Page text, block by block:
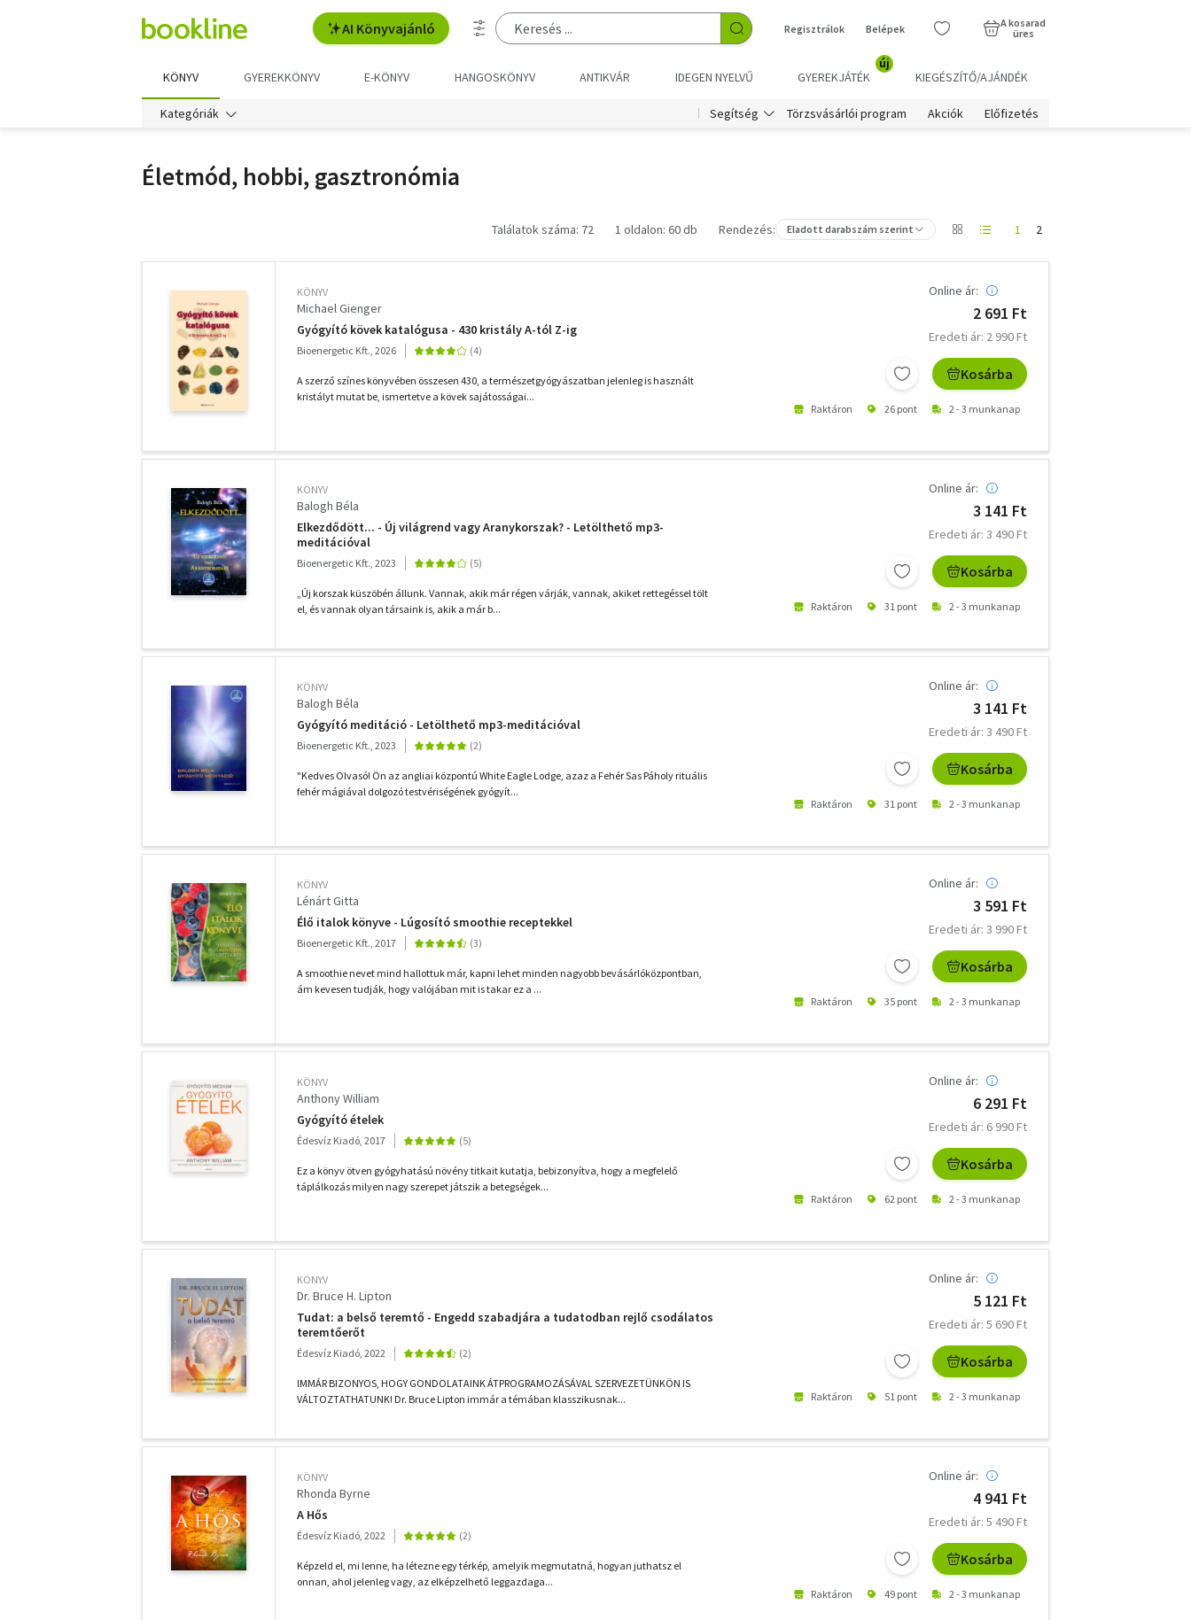
AI Könyvajánló Regisztrálok Belépek
A kosarad
üres
KÖNYV GYEREKKÖNYV E-KÖNYV HANGOSKÖNYV ANTIKVÁR IDEGEN NYELVŰ GYEREKJÁTÉK
új
KIEGÉSZÍTŐ/AJÁNDÉK
Kategóriák Segítség Törzsvásárlói program Akciók Előfizetés
Életmód, hobbi, gasztronómia
Találatok száma: 72 1 oldalon: 60 db Rendezés: Eladott darabszám szerint 1 2
KÖNYV
Michael Gienger
Gyógyító kövek katalógusa - 430 kristály A-tól Z-ig
Bioenergetic Kft., 2026
A szerző színes könyvében összesen 430, a természetgyógyászatban jelenleg is használt
kristályt mutat be, ismertetve a kövek sajátosságai...
Online ár:
2 691 Ft
Eredeti ár: 2 990 Ft
Kosárba
Raktáron 26 pont 2 - 3 munkanap
KÖNYV
Balogh Béla
Elkezdődött... - Új világrend vagy Aranykorszak? - Letölthető mp3-
meditációval
Bioenergetic Kft., 2023
„Új korszak küszöbén állunk. Vannak, akik már régen várják, vannak, akiket rettegéssel tölt
el, és vannak olyan társaink is, akik a már b...
Online ár:
3 141 Ft
Eredeti ár: 3 490 Ft
Kosárba
Raktáron 31 pont 2 - 3 munkanap
KÖNYV
Balogh Béla
Gyógyító meditáció - Letölthető mp3-meditációval
Bioenergetic Kft., 2023
"Kedves Olvasó! Ön az angliai központú White Eagle Lodge, azaz a Fehér Sas Páholy rituális
fehér mágiával dolgozó testvériségének gyógyít...
Online ár:
3 141 Ft
Eredeti ár: 3 490 Ft
Kosárba
Raktáron 31 pont 2 - 3 munkanap
KÖNYV
Lénárt Gitta
Élő italok könyve - Lúgosító smoothie receptekkel
Bioenergetic Kft., 2017
A smoothie nevet mind hallottuk már, kapni lehet minden nagyobb bevásárlóközpontban,
ám kevesen tudják, hogy valójában mit is takar ez a ...
Online ár:
3 591 Ft
Eredeti ár: 3 990 Ft
Kosárba
Raktáron 35 pont 2 - 3 munkanap
KÖNYV
Anthony William
Gyógyító ételek
Édesvíz Kiadó, 2017
Ez a könyv ötven gyógyhatású növény titkait kutatja, bebizonyítva, hogy a megfelelő
táplálkozás milyen nagy szerepet játszik a betegségek...
Online ár:
6 291 Ft
Eredeti ár: 6 990 Ft
Kosárba
Raktáron 62 pont 2 - 3 munkanap
KÖNYV
Dr. Bruce H. Lipton
Tudat: a belső teremtő - Engedd szabadjára a tudatodban rejlő csodálatos
teremtőerőt
Édesvíz Kiadó, 2022
IMMÁR BIZONYOS, HOGY GONDOLATAINK ÁTPROGRAMOZÁSÁVAL SZERVEZETÜNKÖN IS
VÁLTOZTATHATUNK! Dr. Bruce Lipton immár a témában klasszikusnak...
Online ár:
5 121 Ft
Eredeti ár: 5 690 Ft
Kosárba
Raktáron 51 pont 2 - 3 munkanap
KÖNYV
Rhonda Byrne
A Hős
Édesvíz Kiadó, 2022
Képzeld el, mi lenne, ha létezne egy térkép, amelyik megmutatná, hogyan juthatsz el
onnan, ahol jelenleg vagy, az elképzelhető leggazdaga...
Online ár:
4 941 Ft
Eredeti ár: 5 490 Ft
Kosárba
Raktáron 49 pont 2 - 3 munkanap